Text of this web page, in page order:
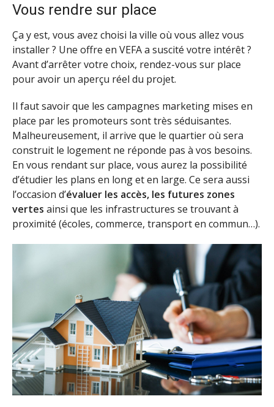
Vous rendre sur place
Ça y est, vous avez choisi la ville où vous allez vous
installer ? Une offre en VEFA a suscité votre intérêt ?
Avant d’arrêter votre choix, rendez-vous sur place
pour avoir un aperçu réel du projet.
Il faut savoir que les campagnes marketing mises en
place par les promoteurs sont très séduisantes.
Malheureusement, il arrive que le quartier où sera
construit le logement ne réponde pas à vos besoins.
En vous rendant sur place, vous aurez la possibilité
d’étudier les plans en long et en large. Ce sera aussi
l’occasion d’évaluer les accès, les futures zones
vertes ainsi que les infrastructures se trouvant à
proximité (écoles, commerce, transport en commun…).